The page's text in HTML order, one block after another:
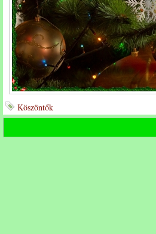
Köszöntők